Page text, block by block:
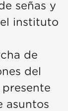
señas y
instituto
de
del
asuntos